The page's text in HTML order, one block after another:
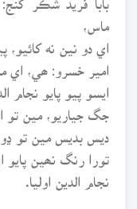
ماس،
اي دو نين نه کائيو،
امير خسرو: ھي، اي
ايسو پيو پايو نجام
جگ جياريو، مين تو
ديس بديس مين تو
تورا رنگ نھين پايو
نجام الدين اوليا.